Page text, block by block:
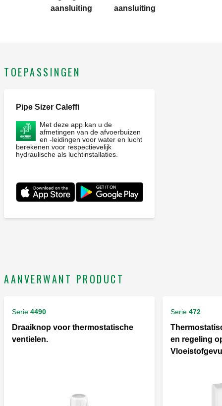
Materiaal: messing.
aansluiting
aansluiting
TOEPASSINGEN
Pipe Sizer Caleffi
Met deze app kan u de
afmetingen van de afvoerbuizen
en -leidingen voor water en lucht
berekenen voor respectievelijk
hydraulische als luchtinstallaties.
AANVERWANT PRODUCT
Serie 4490
Draaiknop voor thermostatische
ventielen.
Serie 472
en regeling